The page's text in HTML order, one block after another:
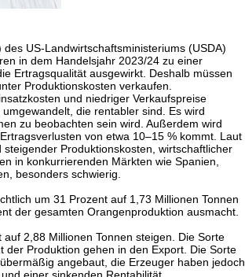
US-Landwirtschaftsministeriums (USDA)
in dem Handelsjahr 2023/24 zu einer
Ertragsqualität ausgewirkt. Deshalb müssen
Produktionskosten verkaufen.
und niedriger Verkaufspreise
die rentabler sind. Es wird
zu beobachten sein wird. Außerdem wird
von etwa 10–15 % kommt. Laut
Produktionskosten, wirtschaftlicher
in konkurrierenden Märkten wie Spanien,
besonders schwierig.
um 31 Prozent auf 1,73 Millionen Tonnen
der gesamten Orangenproduktion ausmacht.
2,88 Millionen Tonnen steigen. Die Sorte
der Produktion gehen in den Export. Die Sorte
angebaut, die Erzeuger haben jedoch